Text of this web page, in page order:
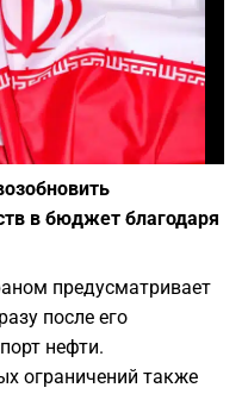
Фото: Depositphotos
в бюджет благодаря
предусматривает
после его
нефти.
ограничений также